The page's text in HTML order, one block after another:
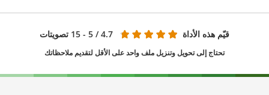
قيّم هذه الأداة 4.7 / 5 - 15 تصويتات
تحتاج إلى تحويل وتنزيل ملف واحد على الأقل لتقديم ملاحظاتك